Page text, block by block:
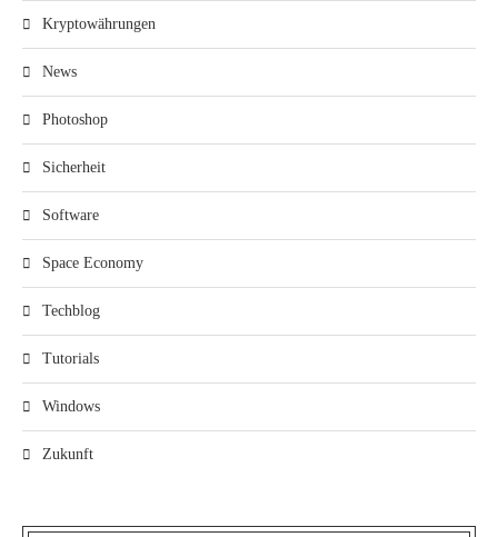
Kryptowährungen
News
Photoshop
Sicherheit
Software
Space Economy
Techblog
Tutorials
Windows
Zukunft